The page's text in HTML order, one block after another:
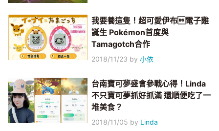
我要養這隻！超可愛伊布電子雞
誕生 Pokémon首度與
Tamagotch合作
2018/11/23 by小依
台南寶可夢盛會參戰心得！Linda
不只寶可夢抓好抓滿 還順便吃了一
堆美食？
2018/11/05 by Linda